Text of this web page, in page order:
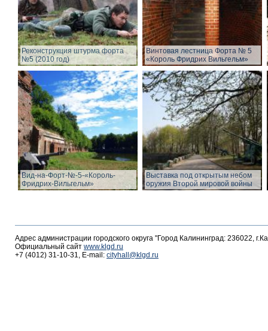
Реконструкция штурма форта
№5 (2010 год)
Винтовая лестница Форта № 5
«Король Фридрих Вильгельм»
Вид-на-Форт-№-5-«Король-
Фридрих-Вильгельм»
Выставка под открытым небом
оружия Второй мировой войны
Адрес администрации городского округа "Город Калининград: 236022,
Официальный сайт www.klgd.ru
+7 (4012) 31-10-31, E-mail: cityhall@klgd.ru